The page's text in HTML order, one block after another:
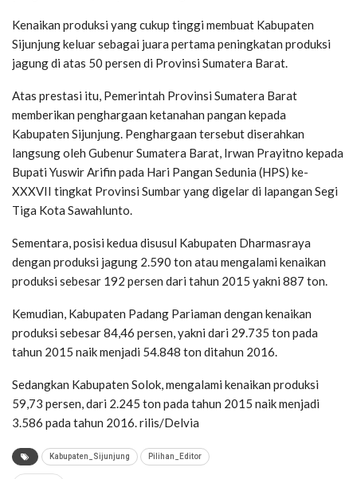
Kenaikan produksi yang cukup tinggi membuat Kabupaten
Sijunjung keluar sebagai juara pertama peningkatan produksi
jagung di atas 50 persen di Provinsi Sumatera Barat.
Atas prestasi itu, Pemerintah Provinsi Sumatera Barat
memberikan penghargaan ketanahan pangan kepada
Kabupaten Sijunjung. Penghargaan tersebut diserahkan
langsung oleh Gubenur Sumatera Barat, Irwan Prayitno kepada
Bupati Yuswir Arifin pada Hari Pangan Sedunia (HPS) ke-
XXXVII tingkat Provinsi Sumbar yang digelar di lapangan Segi
Tiga Kota Sawahlunto.
Sementara, posisi kedua disusul Kabupaten Dharmasraya
dengan produksi jagung 2.590 ton atau mengalami kenaikan
produksi sebesar 192 persen dari tahun 2015 yakni 887 ton.
Kemudian, Kabupaten Padang Pariaman dengan kenaikan
produksi sebesar 84,46 persen, yakni dari 29.735 ton pada
tahun 2015 naik menjadi 54.848 ton ditahun 2016.
Sedangkan Kabupaten Solok, mengalami kenaikan produksi
59,73 persen, dari 2.245 ton pada tahun 2015 naik menjadi
3.586 pada tahun 2016. rilis/Delvia
Kabupaten_Sijunjung Pilihan_Editor